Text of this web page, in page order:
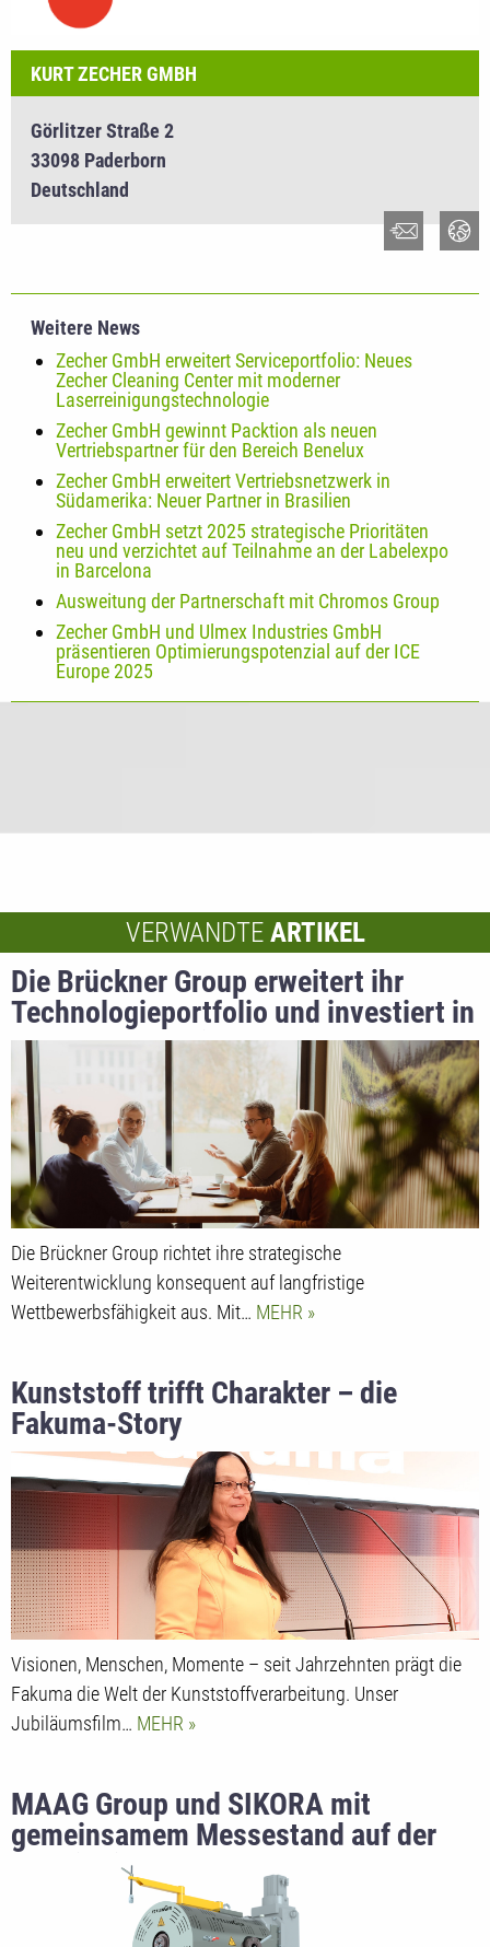
KURT ZECHER GMBH
Görlitzer Straße 2
33098 Paderborn
Deutschland
Weitere News
Zecher GmbH erweitert Serviceportfolio: Neues
Zecher Cleaning Center mit moderner
Laserreinigungstechnologie
Zecher GmbH gewinnt Packtion als neuen
Vertriebspartner für den Bereich Benelux
Zecher GmbH erweitert Vertriebsnetzwerk in
Südamerika: Neuer Partner in Brasilien
Zecher GmbH setzt 2025 strategische Prioritäten
neu und verzichtet auf Teilnahme an der Labelexpo
in Barcelona
Ausweitung der Partnerschaft mit Chromos Group
Zecher GmbH und Ulmex Industries GmbH
präsentieren Optimierungspotenzial auf der ICE
Europe 2025
VERWANDTE ARTIKEL
Die Brückner Group erweitert ihr
Technologieportfolio und investiert in
globale Innovationsstrukturen
Die Brückner Group richtet ihre strategische
Weiterentwicklung konsequent auf langfristige
Wettbewerbsfähigkeit aus. Mit… MEHR
Kunststoff trifft Charakter – die
Fakuma-Story
Visionen, Menschen, Momente – seit Jahrzehnten prägt die
Fakuma die Welt der Kunststoffverarbeitung. Unser
Jubiläumsfilm… MEHR
MAAG Group und SIKORA mit
gemeinsamem Messestand auf der
Plastindia 2026